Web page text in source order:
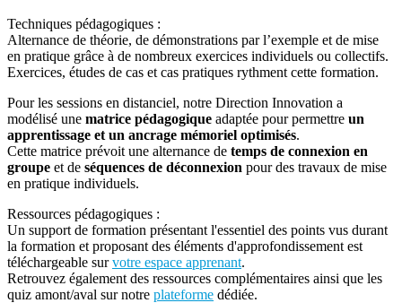
Techniques pédagogiques :
Alternance de théorie, de démonstrations par l’exemple et de mise
en pratique grâce à de nombreux exercices individuels ou collectifs.
Exercices, études de cas et cas pratiques rythment cette formation.
Pour les sessions en distanciel, notre Direction Innovation a
modélisé une matrice pédagogique adaptée pour permettre un
apprentissage et un ancrage mémoriel optimisés.
Cette matrice prévoit une alternance de temps de connexion en
groupe et de séquences de déconnexion pour des travaux de mise
en pratique individuels.
Ressources pédagogiques :
Un support de formation présentant l'essentiel des points vus durant
la formation et proposant des éléments d'approfondissement est
téléchargeable survotre espace apprenant.
Retrouvez également des ressources complémentaires ainsi que les
quiz amont/aval sur notre plateforme dédiée.